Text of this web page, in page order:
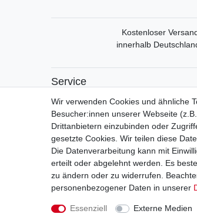
Kostenloser
innerhalb
Service
Mein Konto
Versand & Retoure
Wir verwenden Cookies und ähnliche
Besucher:innen unserer Webseite
Drittanbietern einzubinden oder
gesetzte Cookies. Wir teilen diese
Die Datenverarbeitung kann mit
erteilt oder abgelehnt werden. Es
zu ändern oder zu widerrufen.
personenbezogener Daten in unserer
Essenziell Externe Medien